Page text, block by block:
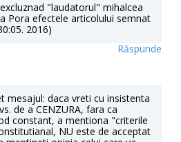
"laudatorul" mihalcea
Pora efectele articolului semnat
2016)
Răspunde
mesajul: daca vreti cu insistenta
de a CENZURA, fara ca
constant, a mentiona "criterile
NU este de acceptat